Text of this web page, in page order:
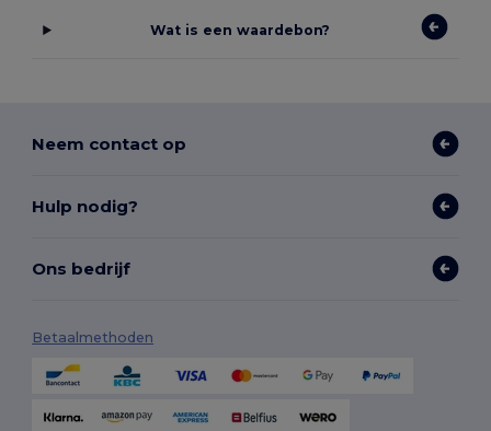
Wat is een waardebon?
Neem contact op
Hulp nodig?
Ons bedrijf
Betaalmethoden